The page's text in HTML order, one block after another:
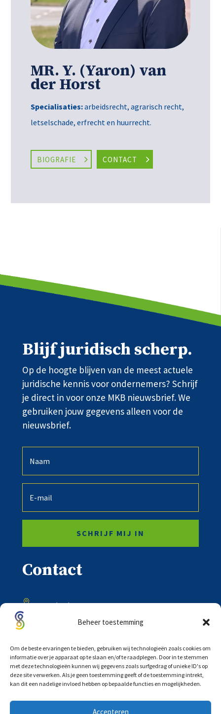
Beheer toestemming
Om de beste ervaringen te bieden, gebruiken wij technologieën zoals cookies om
informatie over je apparaat op te slaan en/of te raadplegen. Door in te stemmen
met deze technologieën kunnen wij gegevens zoals surfgedrag of unieke ID's op
deze site verwerken. Als je geen toestemming geeft of de toestemming intrekt,
kan dit een nadelige invloed hebben op bepaalde functies en mogelijkheden.
Accepteren
MR. Y. (Yaron) van
der Horst
Specialisaties:arbeidsrecht,agrarisch recht,
letselschade,erfrecht en huurrecht.
BIOGRAFIE CONTACT
Blijf juridisch scherp.
Op de hoogte blijven van de meest actuele
juridische kennis voor ondernemers? Schrijf
je direct in voor onze MKB nieuwsbrief. We
gebruiken jouw gegevens alleen voor de
nieuwsbrief.
SCHRIJF MIJ IN
Contact

Onder de Toren 20
8302 BV Emmeloord
0527 – 618333
 info@scholtensadvocaten.nl